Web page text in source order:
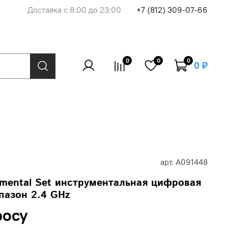
Доставка с 8:00 до 23:00 +7 (812) 309-07-66
0 0 0 0 ₽
арт. A091448
Set инструментальная цифровая
2.4 GHz